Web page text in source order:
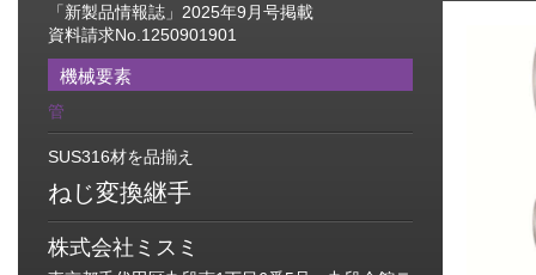
「新製品情報誌」2025年9月号掲載
資料請求No.1250901901
機械要素
管
SUS316材を品揃え
ねじ変換継手
株式会社ミスミ